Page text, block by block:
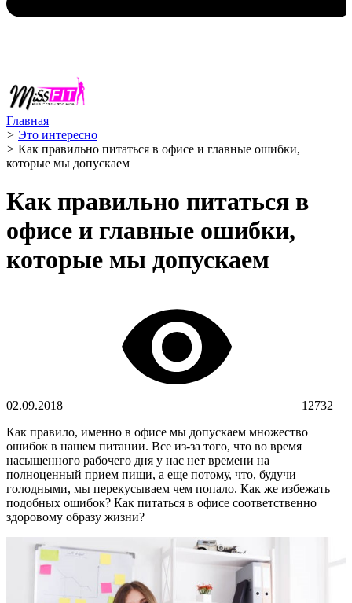
Главная
> Это интересно
> Как правильно питаться в офисе и главные ошибки,
которые мы допускаем
Как правильно питаться в
офисе и главные ошибки,
которые мы допускаем
02.09.2018
12732
Как правило, именно в офисе мы допускаем множество
ошибок в нашем питании. Все из-за того, что во время
насыщенного рабочего дня у нас нет времени на
полноценный прием пищи, а еще потому, что, будучи
голодными, мы перекусываем чем попало. Как же избежать
подобных ошибок? Как питаться в офисе соответственно
здоровому образу жизни?